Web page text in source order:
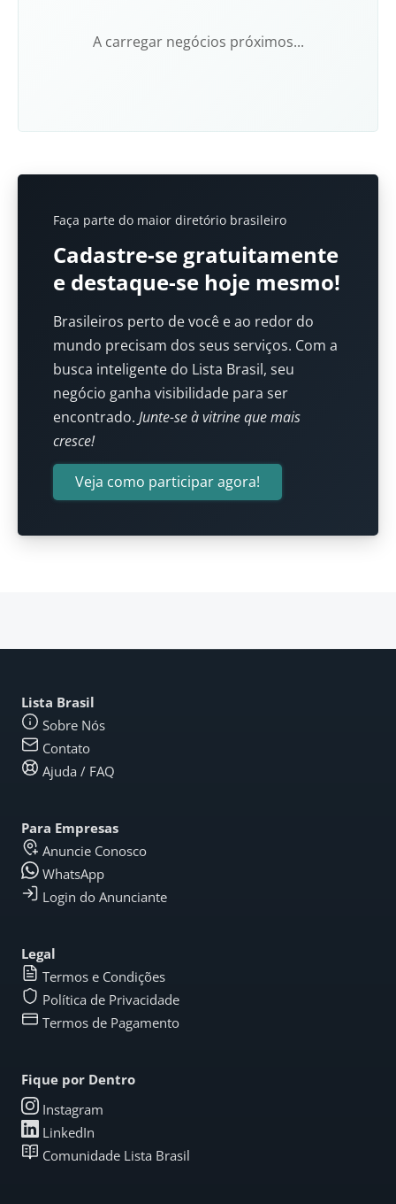
A carregar negócios próximos...
Faça parte do maior diretório brasileiro
Cadastre-se gratuitamente
e destaque-se hoje mesmo!
Brasileiros perto de você e ao redor do
mundo precisam dos seus serviços. Com a
busca inteligente do Lista Brasil, seu
negócio ganha visibilidade para ser
encontrado. Junte-se à vitrine que mais
cresce!
Veja como participar agora!
Lista Brasil
Sobre Nós
Contato
Ajuda / FAQ
Para Empresas
Anuncie Conosco
WhatsApp
Login do Anunciante
Legal
Termos e Condições
Política de Privacidade
Termos de Pagamento
Fique por Dentro
Instagram
LinkedIn
Comunidade Lista Brasil